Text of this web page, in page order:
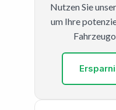
Nutzen Sie
um Ihre